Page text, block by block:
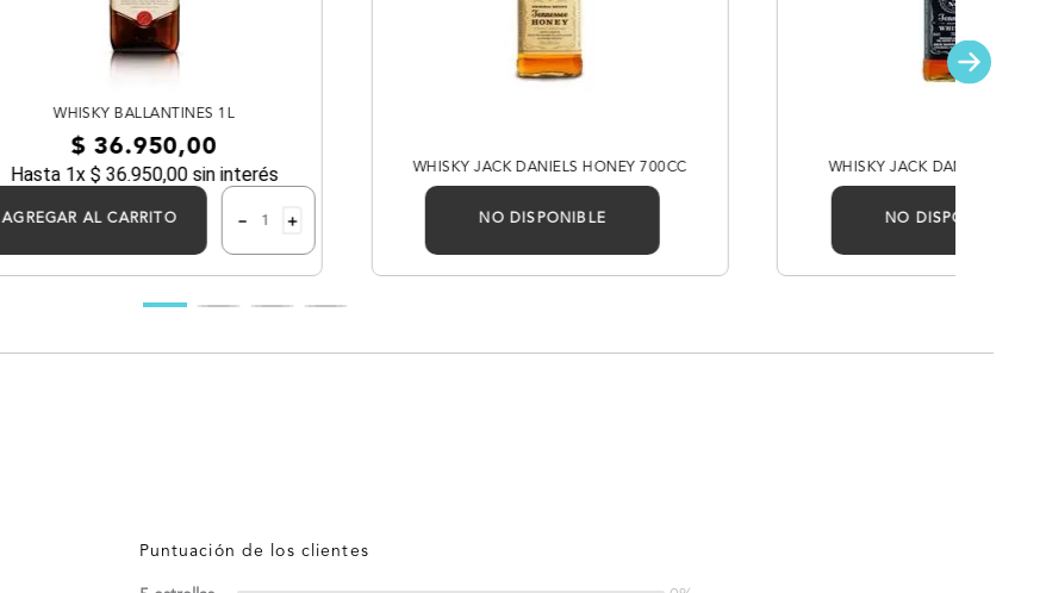
WHISKY BALLANTINES 1L
$ 36.950,00
Hasta 1x $ 36.950,00sin interés
AGREGAR AL CARRITO ＋
－
WHISKY JACK DANIELS HONEY 700CC
NO DISPONIBLE
WHISKY JACK DANIELS NO7
NO DISPONIBLE